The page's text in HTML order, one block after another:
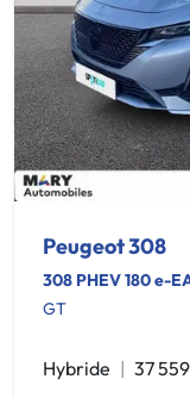
Peugeot 308
308 PHEV 180 e-
GT
Hybride 37